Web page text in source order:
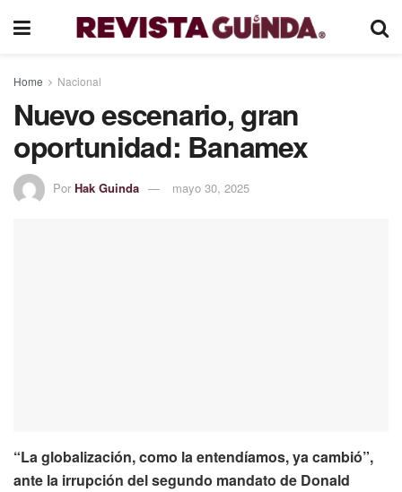
Home Nacional
Nuevo escenario, gran
oportunidad: Banamex
Por Hak Guinda mayo 30, 2025
“La globalización, como la entendíamos, ya cambió”,
ante la irrupción del segundo mandato de Donald